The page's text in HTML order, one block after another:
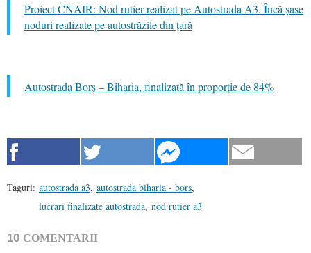
Proiect CNAIR: Nod rutier realizat pe Autostrada A3. Încă șase
noduri realizate pe autostrăzile din țară
Autostrada Borș – Biharia, finalizată în proporție de 84%
Taguri: autostrada a3, autostrada biharia - bors,
lucrari finalizate autostrada, nod rutier a3
10 COMENTARII